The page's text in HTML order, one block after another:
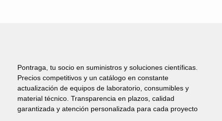
Pontraga, tu socio en suministros y soluciones científicas.
Precios competitivos y un catálogo en constante
actualización de equipos de laboratorio, consumibles y
material técnico. Transparencia en plazos, calidad
garantizada y atención personalizada para cada proyecto